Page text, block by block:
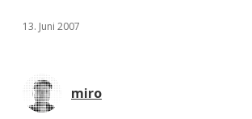
13. Juni 2007
miro